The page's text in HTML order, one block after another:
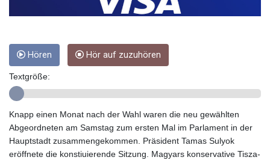
FKP 0.857481
GGP 0.857481
GHS 13.514561
GMD 84.845162
GNF
10124.083393
GTQ 8.791956
GYD 241.124538
HKD 9.054775
Hören Hör auf zuzuhören
Textgröße:
Knapp einen Monat nach der Wahl waren die neu gewählten
Abgeordneten am Samstag zum ersten Mal im Parlament in der
Hauptstadt zusammengekommen. Präsident Tamas Sulyok
eröffnete die konstiuierende Sitzung. Magyars konservative Tisza-